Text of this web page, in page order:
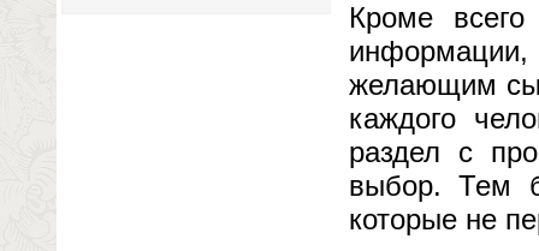
Кроме всего
желающим
каждого
раздел с
выбор. Тем
которые не